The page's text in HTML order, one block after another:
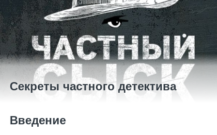
Секреты частного детектива
Введение